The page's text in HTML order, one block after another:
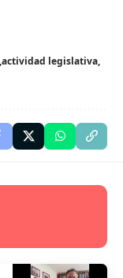
actividad legislativa